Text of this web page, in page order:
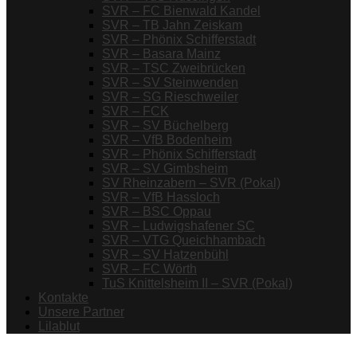
SVR – FC Bienwald Kandel
SVR – TB Jahn Zeiskam
SVR – Phönix Schifferstadt
SVR – Basara Mainz
SVR – TSC Zweibrücken
SVR – SV Steinwenden
SVR – SG Rieschweiler
SVR – FCK
SVR – SV Büchelberg
SVR – VfB Bodenheim
SVR – Phönix Schifferstadt
SVR – SV Gimbsheim
SV Rheinzabern – SVR (Pokal)
SVR – VfB Hassloch
SVR – BSC Oppau
SVR – Ludwigshafener SC
SVR – VTG Queichhambach
SVR – SV Hatzenbühl
SVR – FC Wörth
TuS Knittelsheim II – SVR (Pokal)
Kontakte
Unsere Partner
Lilablut